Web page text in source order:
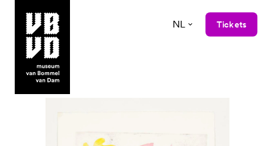
museum van Bommel van Dam
NL Tickets